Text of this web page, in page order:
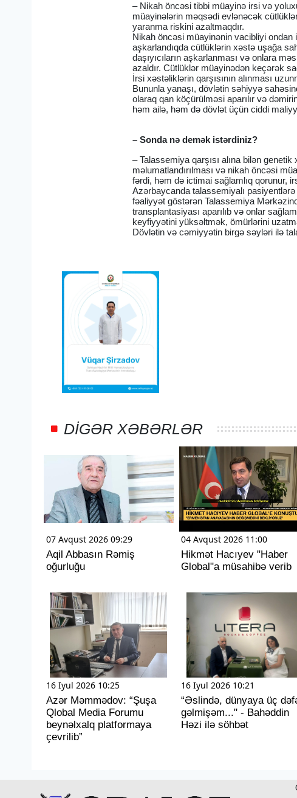
– Nikah öncəsi tibbi müayinə irsi və
müayinələrin məqsədi evlənəcək
yaranma riskini azaltmaqdır.
Nikah öncəsi müayinənin vacibliyi ondan
aşkarlandıqda cütlüklərin xəstə uşağa
daşıyıcıların aşkarlanması və onlara
azaldır. Cütlüklər müayinədən keçərək
İrsi xəstəliklərin qarşısının alınması
Bununla yanaşı, dövlətin səhiyyə
olaraq qan köçürülməsi aparılır və
həm ailə, həm də dövlət üçün ciddi
– Sonda nə demək istərdiniz?
– Talassemiya qarşısı alına bilən
məlumatlandırılması və nikah öncəsi
fərdi, həm də ictimai sağlamlıq qorunur,
Azərbaycanda talassemiyalı
fəaliyyət göstərən Talassemiya
transplantasiyası aparılıb və onlar
keyfiyyətini yüksəltmək, ömürlərini
Dövlətin və cəmiyyətin birgə səyləri ilə
DIGƏR XƏBƏRLƏR
07 Avqust 2026 09:29
Aqil Abbasın Rəmiş
oğurluğu
04 Avqust 2026 11:00
Hikmət Hacıyev "Haber
Global"a müsahibə verib
16 Iyul 2026 10:25
Azər Məmmədov: “Şuşa
Qlobal Media Forumu
beynəlxalq platformaya
çevrilib”
16 Iyul 2026 10:21
“Əslində, dünyaya üç
gəlmişəm..." - Bahəddin
Həzi ilə söhbət